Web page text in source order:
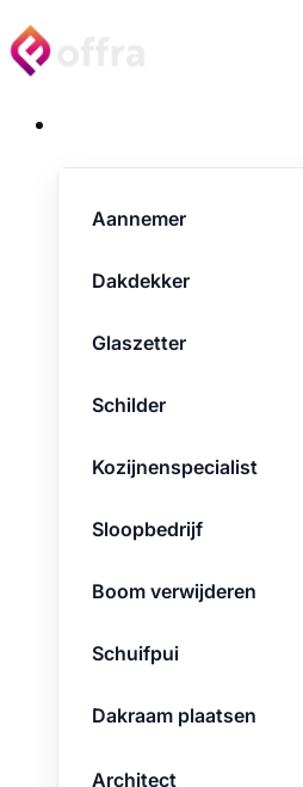
Aannemer
Dakdekker
Glaszetter
Schilder
Kozijnenspecialist
Sloopbedrijf
Boom verwijderen
Schuifpui
Dakraam plaatsen
Architect